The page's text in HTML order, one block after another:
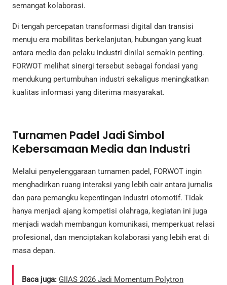
semangat kolaborasi.
Di tengah percepatan transformasi digital dan transisi
menuju era mobilitas berkelanjutan, hubungan yang kuat
antara media dan pelaku industri dinilai semakin penting.
FORWOT melihat sinergi tersebut sebagai fondasi yang
mendukung pertumbuhan industri sekaligus meningkatkan
kualitas informasi yang diterima masyarakat.
Turnamen Padel Jadi Simbol
Kebersamaan Media dan Industri
Melalui penyelenggaraan turnamen padel, FORWOT ingin
menghadirkan ruang interaksi yang lebih cair antara jurnalis
dan para pemangku kepentingan industri otomotif. Tidak
hanya menjadi ajang kompetisi olahraga, kegiatan ini juga
menjadi wadah membangun komunikasi, memperkuat relasi
profesional, dan menciptakan kolaborasi yang lebih erat di
masa depan.
Baca juga: GIIAS 2026 Jadi Momentum Polytron